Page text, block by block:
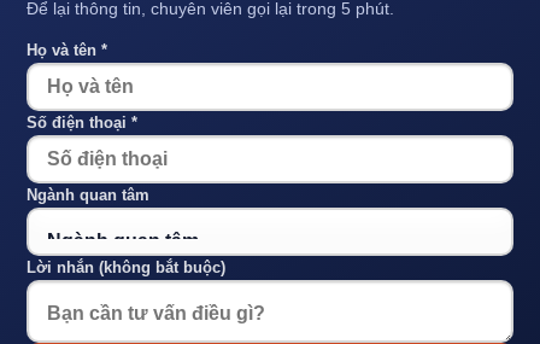
Để lại thông tin, chuyên viên gọi lại trong 5 phút.
Họ và tên *
Số điện thoại *
Ngành quan tâm
Lời nhắn (không bắt buộc)